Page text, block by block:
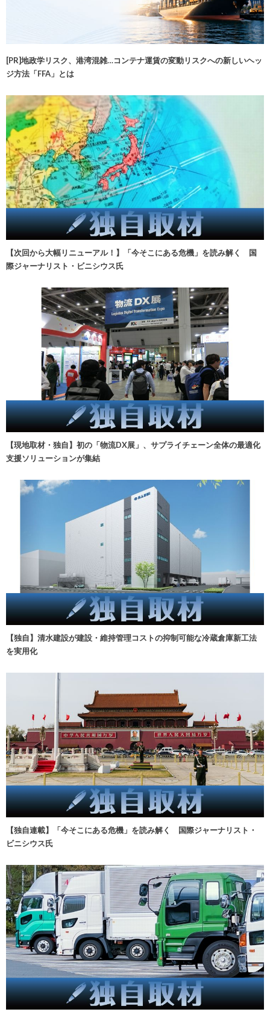
[PR]地政学リスク、港湾混雑…コンテナ運賃の変動リスクへの新しいヘッ
ジ方法「FFA」とは
【次回から大幅リニューアル！】「今そこにある危機」を読み解く 国
際ジャーナリスト・ビニシウス氏
【現地取材・独自】初の「物流DX展」、サプライチェーン全体の最適化
支援ソリューションが集結
【独自】清水建設が建設・維持管理コストの抑制可能な冷蔵倉庫新工法
を実用化
【独自連載】「今そこにある危機」を読み解く 国際ジャーナリスト・
ビニシウス氏